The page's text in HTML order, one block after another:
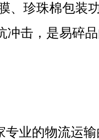
、珍珠棉包装
冲击，是易碎
业的物流运输